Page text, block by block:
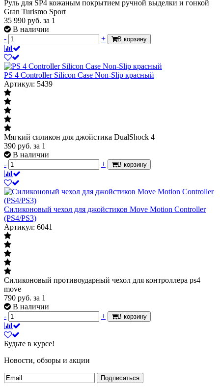
Руль для SP4 кожаным покрытием ручной выделки и гонкой
Gran Turismo Sport
35 990 руб. за 1
В наличии
-
+ В корзину
PS 4 Controller Silicon Case Non-Slip красный
Артикул: 5439
Мягкий силикон для джойстика DualShock 4
390 руб. за 1
В наличии
-
+ В корзину
Силиконовый чехол для джойстиков Move Motion Controller
(PS4/PS3)
Артикул: 6041
Силиконовый противоударный чехол для контроллера ps4
move
790 руб. за 1
В наличии
-
+ В корзину
Будьте в курсе!
Новости, обзоры и акции
Подписаться